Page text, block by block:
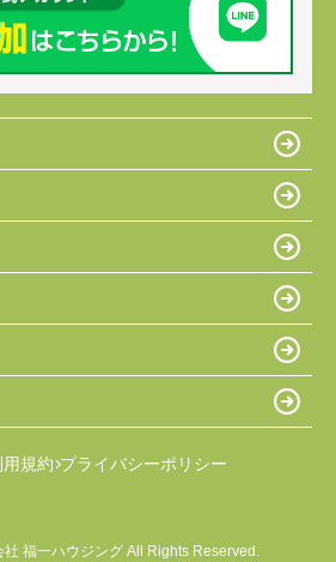
用規約 プライバシーポリシー
福一ハウジング All Rights Reserved.